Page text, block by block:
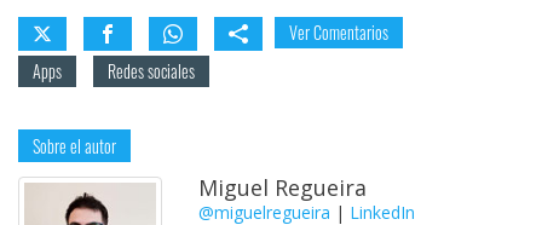
Ver Comentarios
Apps
Redes sociales
Sobre el autor
Miguel Regueira
@miguelregueira | LinkedIn